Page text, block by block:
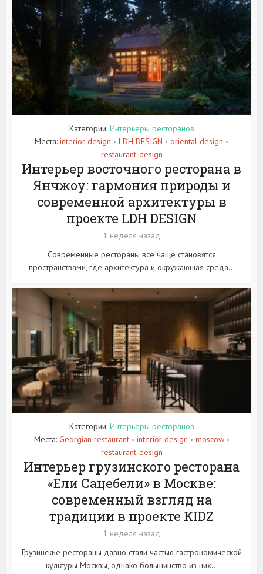
Категории: Интерьеры ресторанов
Места: interior design • LDH DESIGN • oriental design •
restaurant-design
Интерьер восточного ресторана в
Янчжоу: гармония природы и
современной архитектуры в
проекте LDH DESIGN
1 неделя назад
Современные рестораны все чаще становятся
пространствами, где архитектура и окружающая среда...
Категории: Интерьеры ресторанов
Места: Georgian restaurant • interior design • moscow •
restaurant-design
Интерьер грузинского ресторана
«Ели Сацебели» в Москве:
современный взгляд на
традиции в проекте KIDZ
1 неделя назад
Грузинские рестораны давно стали частью гастрономической
культуры Москвы, однако большинство из них...